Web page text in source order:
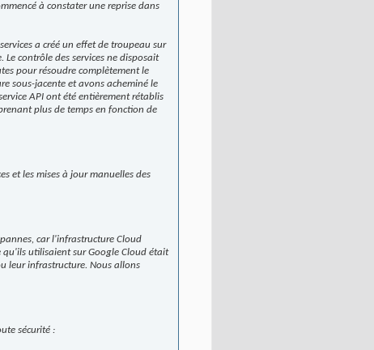
à constater une reprise dans
a créé un effet de troupeau sur
contrôle des services ne disposait
pour résoudre complètement le
sous-jacente et avons acheminé le
API ont été entièrement rétablis
plus de temps en fonction de
et les mises à jour manuelles des
car l'infrastructure Cloud
qu'ils utilisaient sur Google Cloud était
leur infrastructure. Nous allons
sécurité :